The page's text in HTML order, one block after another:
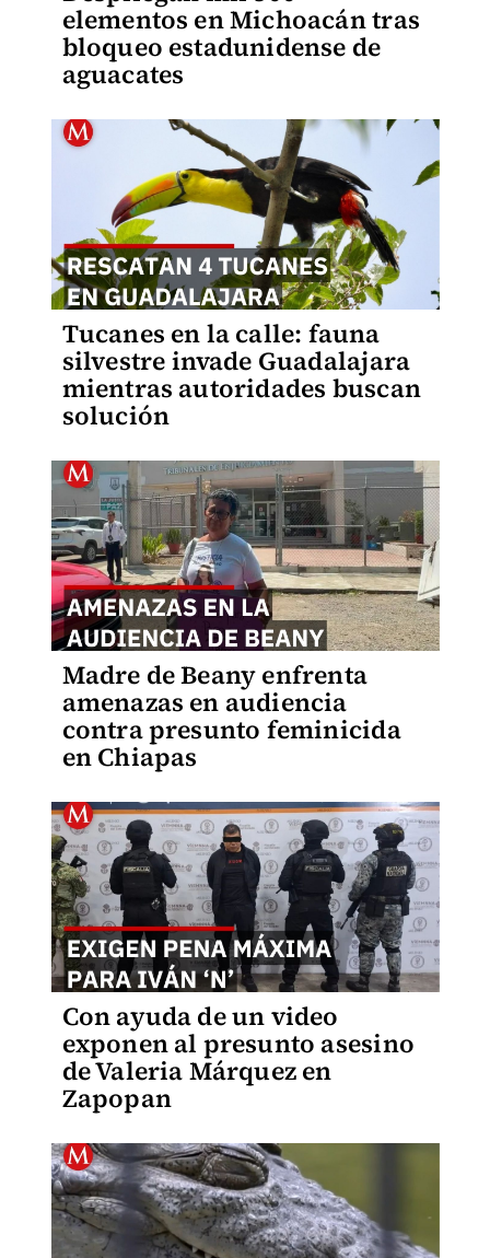
elementos en Michoacán tras
bloqueo estadunidense de
aguacates
Tucanes en la calle: fauna
silvestre invade Guadalajara
mientras autoridades buscan
solución
Madre de Beany enfrenta
amenazas en audiencia
contra presunto feminicida
en Chiapas
Con ayuda de un video
exponen al presunto asesino
de Valeria Márquez en
Zapopan